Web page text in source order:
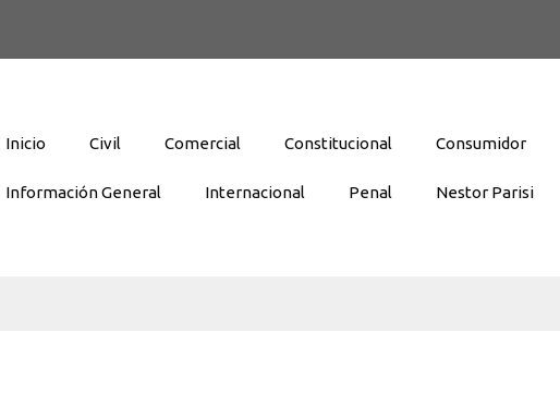
Inicio Civil Comercial Constitucional Consumidor
Información General Internacional Penal Nestor Parisi